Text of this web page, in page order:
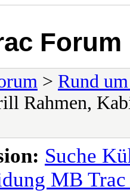
Forum
> Rund
Rahmen,
Suche
MB Trac